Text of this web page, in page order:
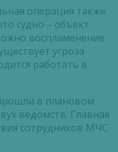
операция также
судно – объект
воспламенение
угроза
работать в
в плановом
ведомств. Главная
сотрудников МЧС